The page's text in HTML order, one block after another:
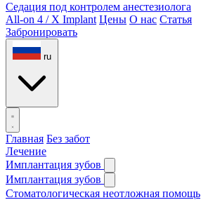
Седация под контролем анестезиолога
All-on 4 / X Implant Цены О нас Статья
Забронировать
ru
Главная Без забот
Лечение
Имплантация зубов
Имплантация зубов
Стоматологическая неотложная помощь